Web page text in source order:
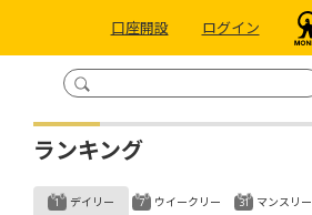
口座開設 ログイン
ランキング
デイリー ウイークリー マンスリー